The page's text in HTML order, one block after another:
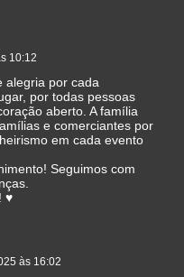
10:12
alegria por cada
por todas pessoas
aberto. A família
e comerciantes por
em cada evento
Seguimos com
♥️
às 16:02